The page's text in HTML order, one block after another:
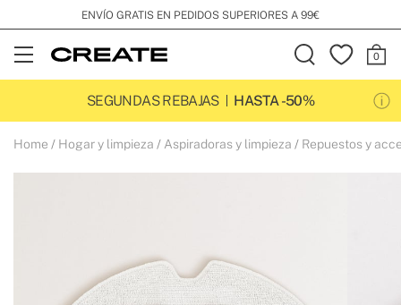
ENVÍO GRATIS EN PEDIDOS SUPERIORES A 99€
Open
Menu
SEGUNDAS REBAJAS
HASTA -50%
Home Hogar y limpieza Aspiradoras y limpieza Repuestos y